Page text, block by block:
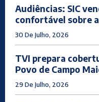
Audiências: SIC
confortável sobre
30 De Julho, 2026
TVI prepara
Povo de Campo
29 De Julho, 2026